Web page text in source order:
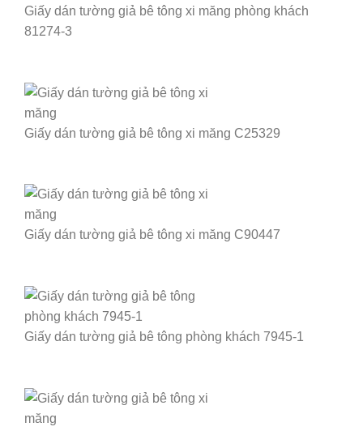
Giấy dán tường giả bê tông xi măng phòng khách
81274-3
Giấy dán tường giả bê tông xi măng C25329
Giấy dán tường giả bê tông xi măng C90447
Giấy dán tường giả bê tông phòng khách 7945-1